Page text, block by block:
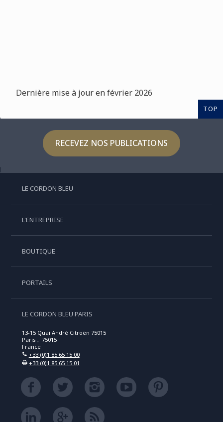
Dernière mise à jour en février 2026
TOP
RECEVEZ NOS PUBLICATIONS
LE CORDON BLEU
L'ENTREPRISE
BOUTIQUE
PORTAILS
LE CORDON BLEU PARIS
13-15 Quai André Citroën 75015
Paris , 75015
France
+33 (0)1 85 65 15 00
+33 (0)1 85 65 15 01